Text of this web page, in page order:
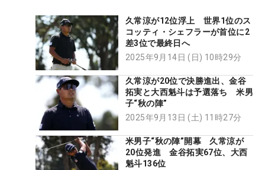
久常涼が12位浮上 世界1位のス
コッティ・シェフラーが首位に2
差3位で最終日へ
2025年9月14日 (日) 10時29分
久常涼が20位で決勝進出、金谷
拓実と大西魁斗は予選落ち 米男
子“秋の陣”
2025年9月13日 (土) 11時27分
米男子“秋の陣”開幕 久常涼が
20位発進 金谷拓実67位、大西
魁斗136位